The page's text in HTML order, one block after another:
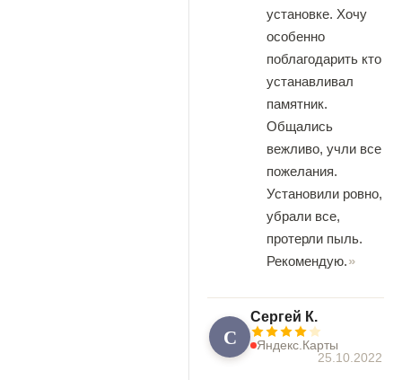
установке. Хочу
особенно
поблагодарить кто
устанавливал
памятник.
Общались
вежливо, учли все
пожелания.
Установили ровно,
убрали все,
протерли пыль.
Рекомендую.
С
Сергей К.
Яндекс.Карты
25.10.2022